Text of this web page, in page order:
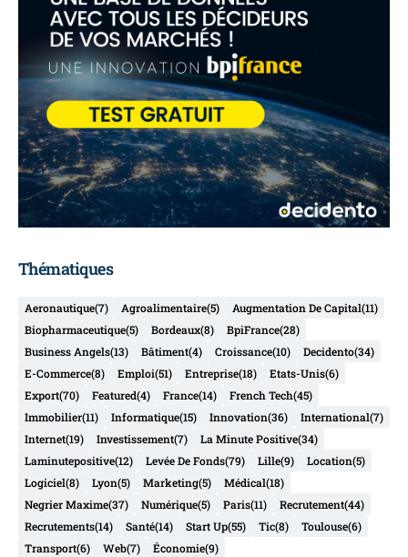
Thématiques
Aeronautique(7) Agroalimentaire(5) Augmentation De Capital(11)
Biopharmaceutique(5) Bordeaux(8) BpiFrance(28)
Business Angels(13) Bâtiment(4) Croissance(10) Decidento(34)
E-Commerce(8) Emploi(51) Entreprise(18) Etats-Unis(6)
Export(70) Featured(4) France(14) French Tech(45)
Immobilier(11) Informatique(15) Innovation(36) International(7)
Internet(19) Investissement(7) La Minute Positive(34)
Laminutepositive(12) Levée De Fonds(79) Lille(9) Location(5)
Logiciel(8) Lyon(5) Marketing(5) Médical(18)
Negrier Maxime(37) Numérique(5) Paris(11) Recrutement(44)
Recrutements(14) Santé(14) Start Up(55) Tic(8) Toulouse(6)
Transport(6) Web(7) Économie(9)